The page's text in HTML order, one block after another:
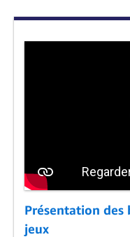
Présentation des
jeux